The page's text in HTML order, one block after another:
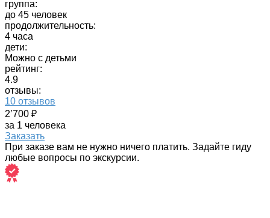
группа:
до 45 человек
продолжительность:
4 часа
дети:
Можно с детьми
рейтинг:
4.9
отзывы:
10 отзывов
2’700 ₽
за 1 человека
Заказать
При заказе вам не нужно ничего платить. Задайте гиду
любые вопросы по экскурсии.